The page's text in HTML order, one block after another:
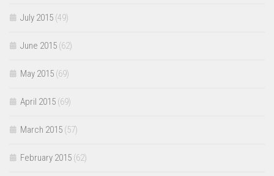
July 2015 (49)
June 2015 (62)
May 2015 (69)
April 2015 (69)
March 2015 (57)
February 2015 (62)